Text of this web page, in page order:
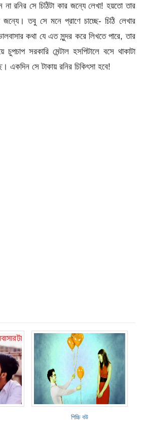
রনির সে চিঠিটা কার জন্যে লেখা! হয়তো তার
তবু সে মনে প্রাণে চাচ্ছে- চিঠি লেখার
কথা যে এত সুন্দর করে লিখতে পারে, তার
চুপচাপ সরকারি মেন্টাল হসপিটালে বসে থাকাটা
একদিন সে টাকায় রনির চিকিৎসা হবে!
পিচ্চি বউ